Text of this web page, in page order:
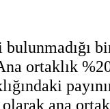
ortaklık
ana